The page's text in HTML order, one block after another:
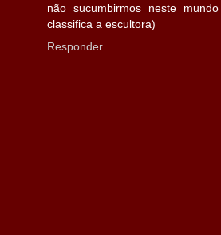
não sucumbirmos neste
classifica a escultora)
Responder